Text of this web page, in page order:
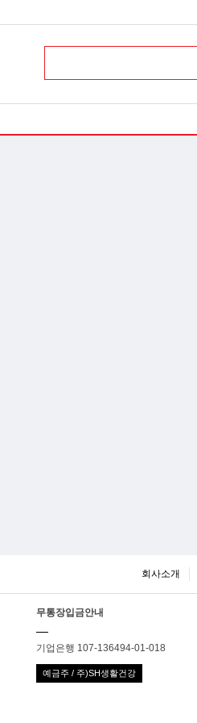
회사소개
무통장입금안내
기업은행 107-136494-01-018
예금주 / 주)SH생활건강